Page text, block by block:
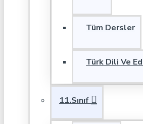
Tüm Dersler
Türk Dili Ve
11.Sınıf